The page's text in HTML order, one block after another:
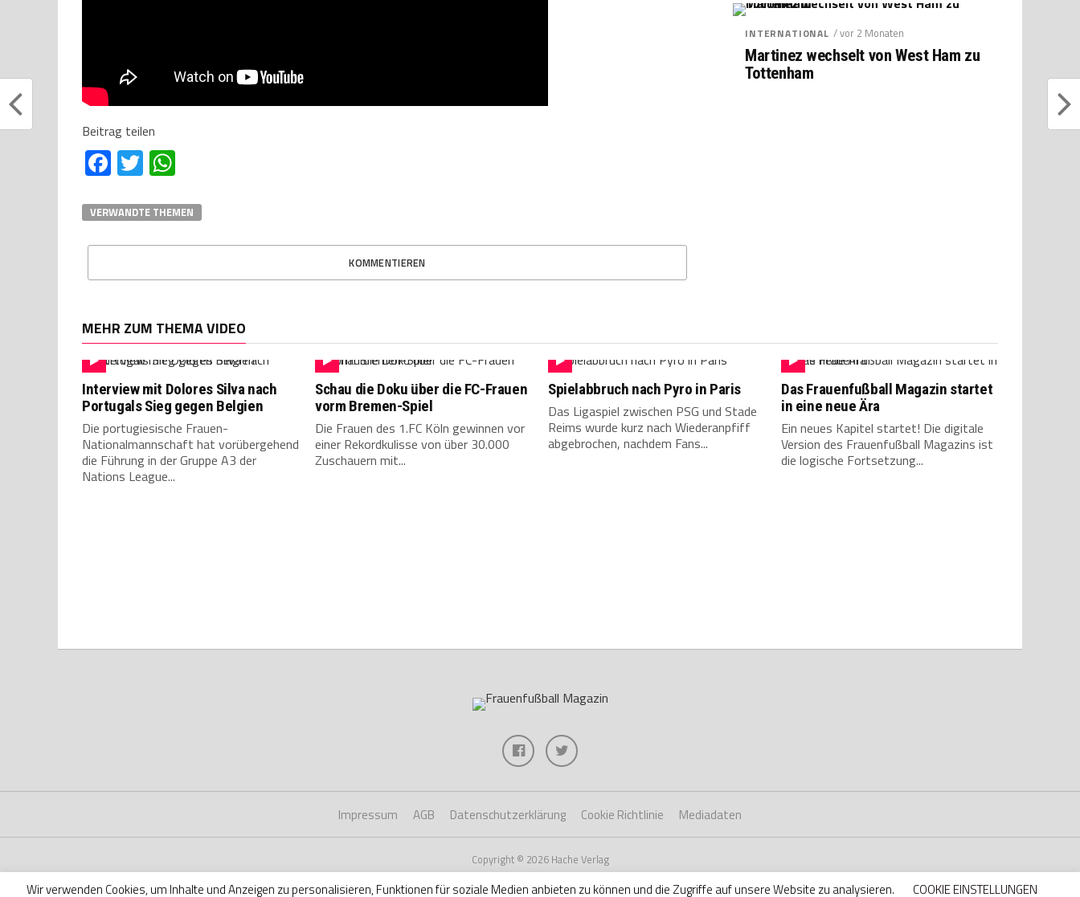
Beitrag teilen
Facebook
Twitter
VERWANDTE THEMEN
KOMMENTIEREN
INTERNATIONAL / vor 2 Monaten
Martinez wechselt von West Ham zu
Tottenham
MEHR ZUM THEMA VIDEO
Interview mit Dolores Silva nach
Portugals Sieg gegen Belgien
Die portugiesische Frauen-
Nationalmannschaft hat vorübergehend
die Führung in der Gruppe A3 der
Nations League...
Schau die Doku über die FC-Frauen
vorm Bremen-Spiel
Die Frauen des 1.FC Köln gewinnen vor
einer Rekordkulisse von über 30.000
Zuschauern mit...
Spielabbruch nach Pyro in Paris
Das Ligaspiel zwischen PSG und Stade
Reims wurde kurz nach Wiederanpfiff
abgebrochen, nachdem Fans...
Das Frauenfußball Magazin startet
in eine neue Ära
Ein neues Kapitel startet! Die digitale
Version des Frauenfußball Magazins ist
die logische Fortsetzung...
Impressum AGB Datenschutzerklärung Cookie Richtlinie Mediadaten
Copyright © 2026 Hache Verlag
Wir verwenden Cookies, um Inhalte und Anzeigen zu personalisieren, Funktionen für soziale Medien anbieten zu können und die Zugriffe auf unsere Website zu analysieren. COOKIE EINSTELLUNGEN